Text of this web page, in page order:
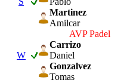
Martinez
Amilcar
W
AVP Padel
Carrizo
Daniel
Gonzalvez
Tomas